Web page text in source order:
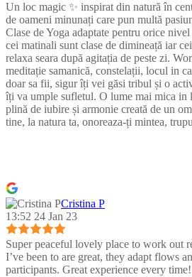
Un loc magic ✨ inspirat din natură în
de oameni minunați care pun multă
Clase de Yoga adaptate pentru orice
cei matinali sunt clase de dimineață iar
relaxa seara după agitația de peste zi.
meditație samanică, constelații, locul in
doar sa fii, sigur îți vei găsi tribul și o
îți va umple sufletul. O lume mai mica in
plină de iubire și armonie creată de un
tine, la natura ta, onoreaza-ți mintea,
Cristina P
13:52 24 Jan 23
Super peaceful lovely place to work out
I’ve been to are great, they adapt flows
participants. Great experience every time!